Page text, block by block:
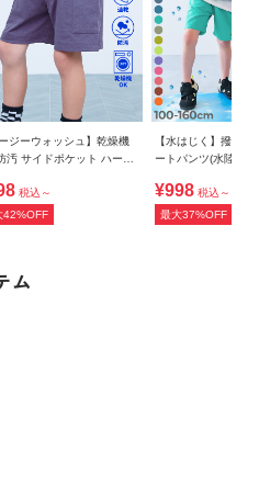
ージーウォッシュ】乾燥機
汚 サイドポケット ハーフ
税込～
42%OFF
【水はじく】撥水ナ
ートパンツ(水陸両用
¥998 税込～
最大37%OFF
ム